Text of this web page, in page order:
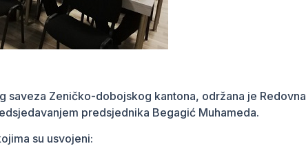
saveza Zeničko-dobojskog kantona, održana je Redovna
predsjednika Begagić Muhameda.
su usvojeni: